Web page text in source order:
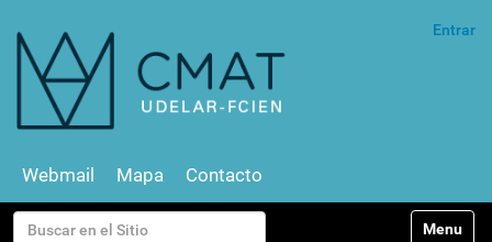
Buscar
Entrar
Webmail Mapa Contacto
Toggle